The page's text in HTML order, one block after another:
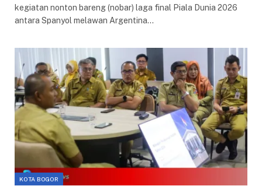
kegiatan nonton bareng (nobar) laga final Piala Dunia 2026
antara Spanyol melawan Argentina…
KOTA BOGOR